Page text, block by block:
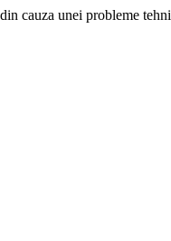
cauza unei probleme